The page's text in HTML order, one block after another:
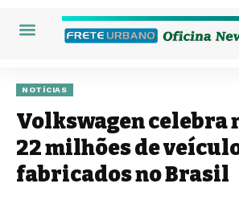
NOTÍCIAS
Volkswagen celebra
22 milhões de
fabricados no Brasil